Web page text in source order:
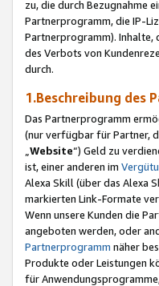
zu, die durch Bezugnahme
Partnerprogramm, die IP-
Partnerprogramm). Inhalte,
des Verbots von
durch.
1.Beschreibung des
Das Partnerprogramm
(nur verfügbar für Partner,
Website“) Geld zu
ist, einer anderen im
Alexa Skill (über das Alexa
markierten Link-Formate
Wenn unsere Kunden die
angeboten werden, oder
Partnerprogramm näher
Produkte oder Leistungen
für